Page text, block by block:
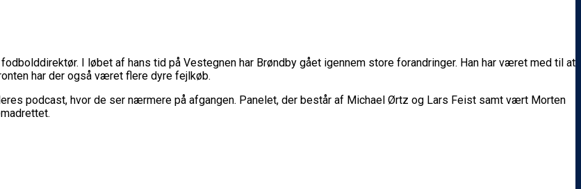
I løbet af hans tid på Vestegnen har Brøndby gået igennem store forandringer. Han har været med til at
har der også været flere dyre fejlkøb.
podcast, hvor de ser nærmere på afgangen. Panelet, der består af Michael Ørtz og Lars Feist samt vært Morten